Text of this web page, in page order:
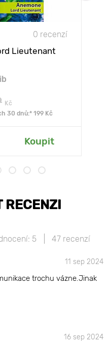
0 recenzí
Lieutenant
Kč
30 dnů:* 199 Kč
Koupit
RECENZI
5 47 recenzí
11 sep 2024
trochu vázne.Jinak
16 sep 2024